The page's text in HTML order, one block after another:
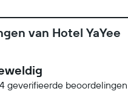
van Hotel YaYee
geverifieerde beoordelingen